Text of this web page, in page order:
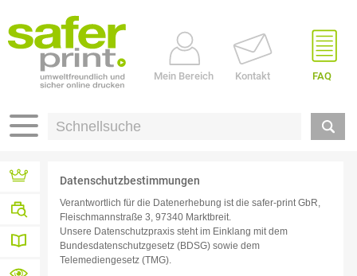
Mein Bereich Kontakt FAQ
Referenzen
Branchen
Druck-
Datenschutzbestimmungen
Verantwortlich für die Datenerhebung ist die safer-print GbR,
Fleischmannstraße 3, 97340 Marktbreit.
Unsere Datenschutzpraxis steht im Einklang mit dem
Bundesdatenschutzgesetz (BDSG) sowie dem
Telemediengesetz (TMG).